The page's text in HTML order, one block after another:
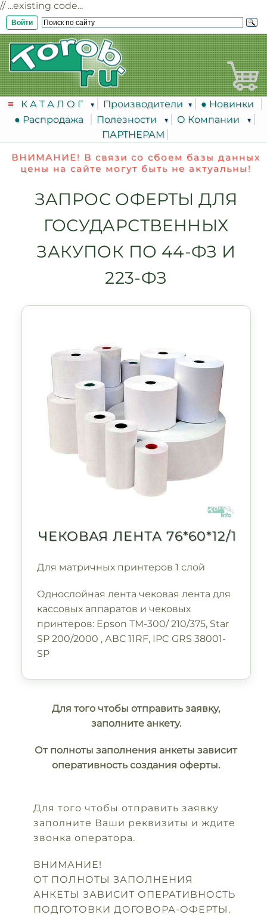
// ...existing code...
Войти
К А Т А Л О Г Производители
● Новинки
● Распродажа
Полезности
О Компании
ПАРТНЕРАМ
ВНИМАНИЕ! В связи со сбоем базы данных
цены на сайте могут быть не актуальны!
ЗАПРОС ОФЕРТЫ ДЛЯ
ГОСУДАРСТВЕННЫХ
ЗАКУПОК ПО 44-ФЗ И
223-ФЗ
ЧЕКОВАЯ ЛЕНТА 76*60*12/1
Для матричных принтеров 1 слой
Однослойная лента чековая лента для
кассовых аппаратов и чековых
принтеров: Epson ТМ-300/ 210/375, Star
SP 200/2000 , АВС 11RF, IPC GRS 38001-
SP
Для того чтобы отправить заявку,
заполните анкету.
От полноты заполнения анкеты зависит
оперативность создания оферты.
Для того чтобы отправить заявку
заполните Ваши реквизиты и ждите
звонка оператора.
ВНИМАНИЕ!
ОТ ПОЛНОТЫ ЗАПОЛНЕНИЯ
АНКЕТЫ ЗАВИСИТ ОПЕРАТИВНОСТЬ
ПОДГОТОВКИ ДОГОВОРА-ОФЕРТЫ.